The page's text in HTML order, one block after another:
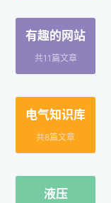
有趣的网站
共11篇文章
电气知识库
共8篇文章
液压